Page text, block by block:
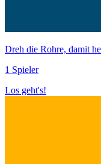
Dreh die Rohre, damit
1 Spieler
Los geht's!